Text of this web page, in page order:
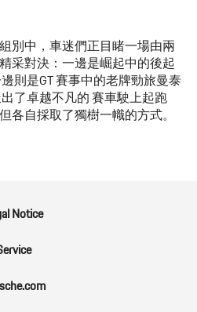
組別中，車迷們正目睹一場由兩
采對決：一邊是崛起中的後起
則是GT 賽事中的老牌勁旅曼泰
了卓越不凡的 賽車駛上起跑
各自採取了獨樹一幟的方式。
Notice